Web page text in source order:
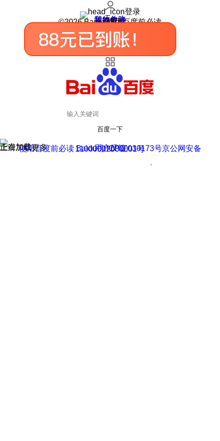
登录
我的关注
我的收藏
皮肤中心
用户反馈
设置
©2026 Baidu 使用百度前必读
百度一下
正在加载
上滑加载更多 用户反馈
使用百度前必读 Baidu 京ICP证030173号
京公网安备11000002000001号